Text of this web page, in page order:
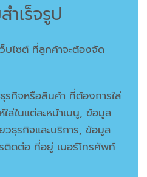
ำเร็จรูป
บไซต์ ที่ลูกค้าจะต้องจัด
รกิจหรือสินค้า ที่ต้องการใส่
ใส่ในแต่ละหน้าเมนู, ข้อมูล
ธุรกิจและบริการ, ข้อมูล
ติดต่อ ที่อยู่ เบอร์โทรศัพท์